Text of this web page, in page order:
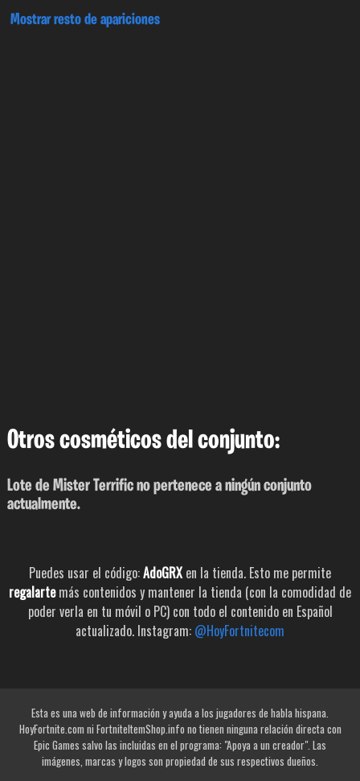
Mostrar resto de apariciones
Otros cosméticos del conjunto:
Lote de Mister Terrific no pertenece a ningún conjunto
actualmente.
Puedes usar el código:AdoGRXen la tienda. Esto me permite
regalartemás contenidos y mantener la tienda (con la comodidad de
poder verla en tu móvil o PC) con todo el contenido en Español
actualizado. Instagram: @HoyFortnitecom
Esta es una web de información y ayuda a los jugadores de habla hispana.
HoyFortnite.com ni FortniteItemShop.info no tienen ninguna relación directa con
Epic Games salvo las incluidas en el programa: "Apoya a un creador". Las
imágenes, marcas y logos son propiedad de sus respectivos dueños.